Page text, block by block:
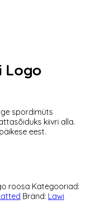
Logo
spordimüts
kiivri alla.
eest.
roosa Kategooriad:
Bränd: Lawi